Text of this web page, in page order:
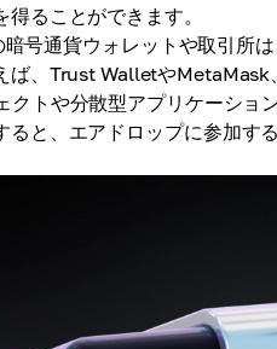
ることができます。
暗号通貨ウォレットや取引所
ば、Trust Walletや
クトや分散型アプリケーショ
と、エアドロップに参加す